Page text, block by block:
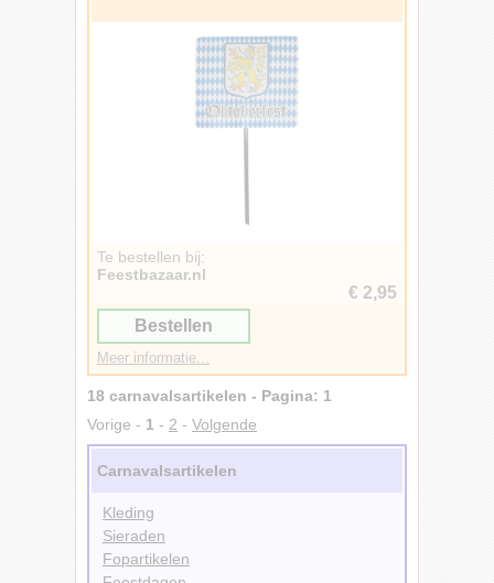
Te bestellen bij:
Feestbazaar.nl
€ 2,95
Bestellen
Meer informatie...
18 carnavalsartikelen - Pagina: 1
Vorige - 1 - 2 - Volgende
Carnavalsartikelen
Kleding
Sieraden
Fopartikelen